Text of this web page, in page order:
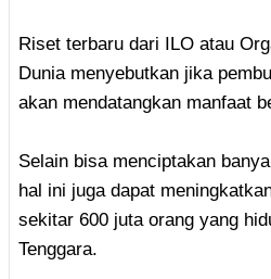
Riset terbaru dari ILO atau
Dunia menyebutkan jika
akan mendatangkan manfaat
Selain bisa menciptakan
hal ini juga dapat
sekitar 600 juta orang yang
Tenggara.